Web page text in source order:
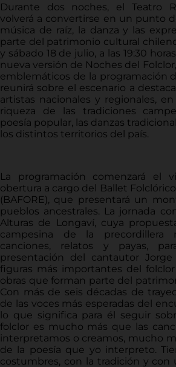
Durante dos noches, el Teatro
volverá a convertirse en un punto
música de raíz, la danza y las
parte del patrimonio cultural
y sábado 18 de julio, a las 19:30
nueva versión de Noches del
emblemáticos de la programación
reunirá sobre el escenario a
artistas nacionales y regionales,
riqueza de las tradiciones
poesía popular, las danzas
los distintos territorios del país.
La programación comenzará el
obertura a cargo del Ballet
(BAFORE), que presentará un
pueblos ancestrales. La jornada
Alturas de Longaví, cuya
campesina de la precordillera
canciones, relatos y payas,
presentación del cantautor
figuras más importantes del
obras que forman parte del
Con más de seis décadas de
de las voces más esperadas del
lo que significa para él seguir
folclor es mucho más que las
interpretamos o creamos, mucho
de la poesía que yo interpreto.
costumbres, con la tradición y con